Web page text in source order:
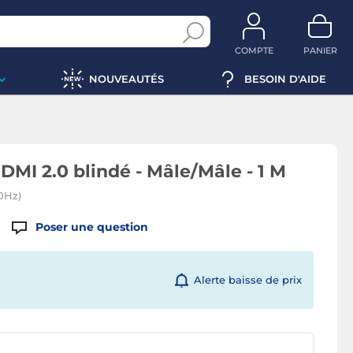
COMPTE PANIER
NOUVEAUTÉS BESOIN D'AIDE
2.0 blindé - Mâle/Mâle - 1 M
Poser une question
Alerte baisse de prix